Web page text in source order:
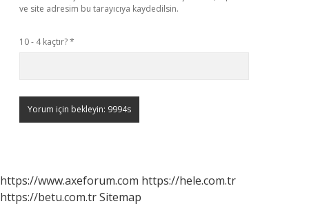
ve site adresim bu tarayıcıya kaydedilsin.
10 - 4 kaçtır?*
https://www.axeforum.com https://hele.com.tr
https://betu.com.trSitemap